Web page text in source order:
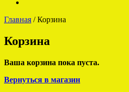
Главная / Корзина
Корзина
Ваша корзина пока пуста.
Вернуться в магазин